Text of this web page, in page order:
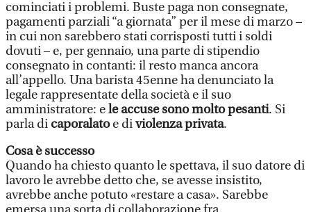
cominciati i problemi. Buste paga non consegnate,
pagamenti parziali “a giornata” per il mese di marzo –
in cui non sarebbero stati corrisposti tutti i soldi
dovuti – e, per gennaio, una parte di stipendio
consegnato in contanti: il resto manca ancora
all’appello. Una barista 45enne ha denunciato la
legale rappresentate della società e il suo
amministratore: ele accuse sono molto pesanti. Si
parla di caporalatoe diviolenza privata.
Cosa è successo
Quando ha chiesto quanto le spettava, il suo datore di
lavoro le avrebbe detto che, se avesse insistito,
avrebbe anche potuto «restare a casa». Sarebbe